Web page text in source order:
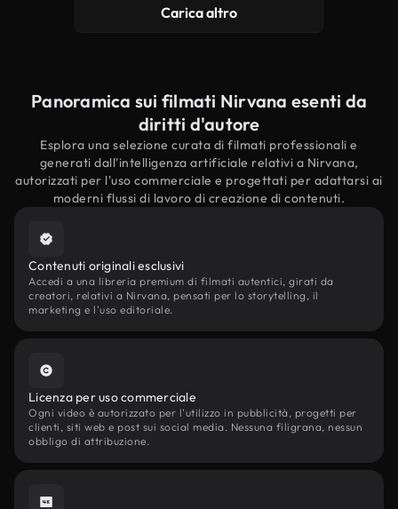
Carica altro
Panoramica sui filmati Nirvana esenti da
diritti d'autore
Esplora una selezione curata di filmati professionali e
generati dall'intelligenza artificiale relativi a Nirvana,
autorizzati per l'uso commerciale e progettati per adattarsi ai
moderni flussi di lavoro di creazione di contenuti.
Contenuti originali esclusivi
Accedi a una libreria premium di filmati autentici, girati da
creatori, relativi a Nirvana, pensati per lo storytelling, il
marketing e l'uso editoriale.
Licenza per uso commerciale
Ogni video è autorizzato per l'utilizzo in pubblicità, progetti per
clienti, siti web e post sui social media. Nessuna filigrana, nessun
obbligo di attribuzione.